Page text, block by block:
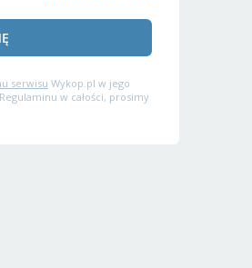
serwisu Wykop.pl w jego
w całości, prosimy